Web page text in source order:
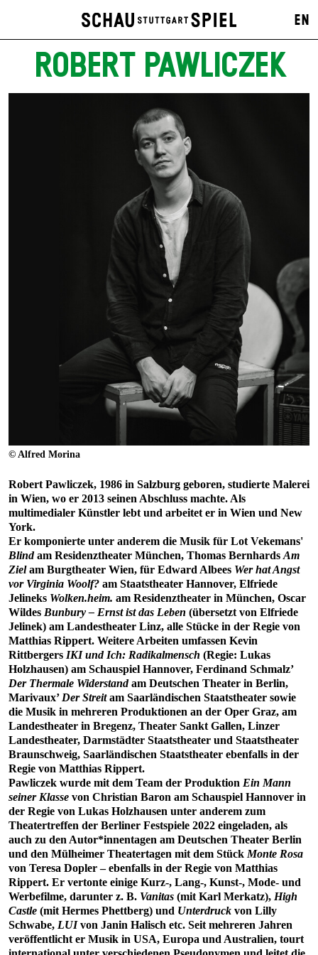
EN
ROBERT PAWLICZEK
© Alfred Morina
Robert Pawliczek, 1986 in Salzburg geboren, studierte Malerei
in Wien, wo er 2013 seinen Abschluss machte. Als
multimedialer Künstler lebt und arbeitet er in Wien und New
York.
Er komponierte unter anderem die Musik für Lot Vekemans'
Blindam Residenztheater München, Thomas Bernhards Am
Zielam Burgtheater Wien, für Edward Albees Wer hat Angst
vor Virginia Woolf? am Staatstheater Hannover, Elfriede
Jelineks Wolken.heim. am Residenztheater in München, Oscar
Wildes Bunbury – Ernst ist das Leben (übersetzt von Elfriede
Jelinek) am Landestheater Linz, alle Stücke in der Regie von
Matthias Rippert. Weitere Arbeiten umfassen Kevin
Rittbergers IKI und Ich: Radikalmensch (Regie: Lukas
Holzhausen) am Schauspiel Hannover, Ferdinand Schmalz’
Der Thermale Widerstandam Deutschen Theater in Berlin,
Marivaux’ Der Streitam Saarländischen Staatstheater sowie
die Musik in mehreren Produktionen an der Oper Graz, am
Landestheater in Bregenz, Theater Sankt Gallen, Linzer
Landestheater, Darmstädter Staatstheater und Staatstheater
Braunschweig, Saarländischen Staatstheater ebenfalls in der
Regie von Matthias Rippert.
Pawliczek wurde mit dem Team der Produktion Ein Mann
seiner Klasse von Christian Baron am Schauspiel Hannover in
der Regie von Lukas Holzhausen unter anderem zum
Theatertreffen der Berliner Festspiele 2022 eingeladen, als
auch zu den Autor*innentagen am Deutschen Theater Berlin
und den Mülheimer Theatertagen mit dem Stück Monte Rosa
von Teresa Dopler – ebenfalls in der Regie von Matthias
Rippert. Er vertonte einige Kurz-, Lang-, Kunst-, Mode- und
Werbefilme, darunter z. B. Vanitas (mit Karl Merkatz), High
Castle (mit Hermes Phettberg) und Unterdruck von Lilly
Schwabe, LUIvon Janin Halisch etc. Seit mehreren Jahren
veröffentlicht er Musik in USA, Europa und Australien, tourt